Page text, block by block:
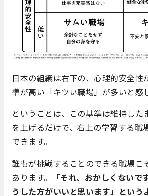
日本の組織は右下の、心理的安全性
準が高い「キツい職場」が多いと感
ということは、この基準は維持した
を上げるだけで、右上の学習する職
できます。
誰もが挑戦することのできる職場こ
あります。
「それ、おかしくないで
うした方がいいと思います」という